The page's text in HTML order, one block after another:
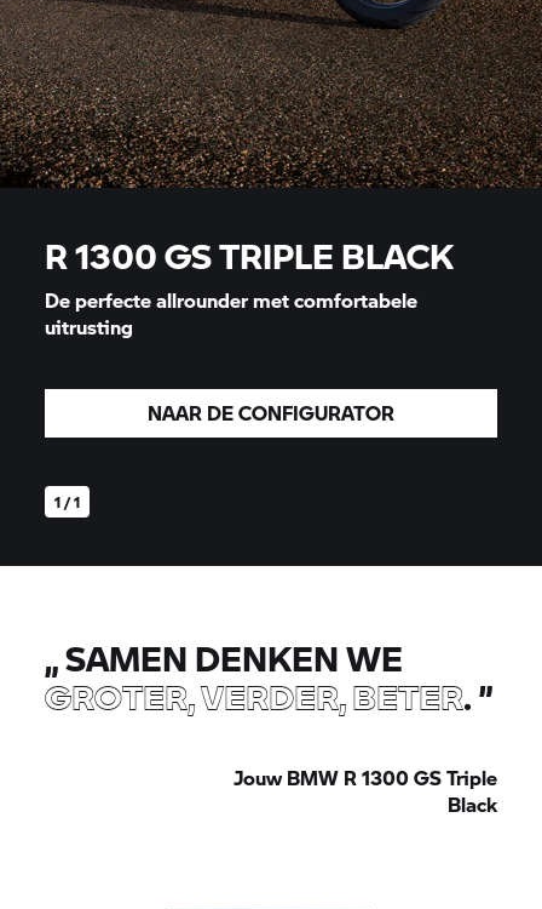
1 / 1
R 1300 GS TRIPLE BLACK
De perfecte allrounder met comfortabele
uitrusting
NAAR DE CONFIGURATOR
„SAMEN DENKEN WE
GROTER, VERDER, BETER.”
Jouw BMW R 1300 GS Triple
Black